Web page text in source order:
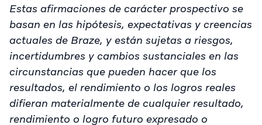
Estas afirmaciones de carácter prospectivo se
basan en las hipótesis, expectativas y creencias
actuales de Braze, y están sujetas a riesgos,
incertidumbres y cambios sustanciales en las
circunstancias que pueden hacer que los
resultados, el rendimiento o los logros reales
difieran materialmente de cualquier resultado,
rendimiento o logro futuro expresado o